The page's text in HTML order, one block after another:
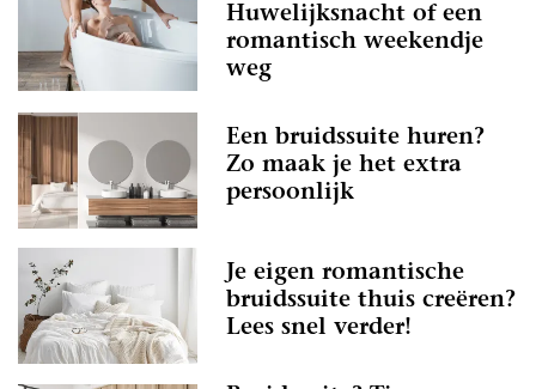
Huwelijksnacht of een
romantisch weekendje
weg
Een bruidssuite huren?
Zo maak je het extra
persoonlijk
Je eigen romantische
bruidssuite thuis creëren?
Lees snel verder!